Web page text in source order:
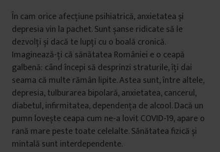
În cam orice afecțiune psihiatrică, anxietatea și
depresia vin la pachet. Sunt șanse ridicate să le
dezvolți și dacă te lupți cu o boală cronică.
Imaginează-ți că sănătatea României e o ceapă
galbenă: când începi să desprinzi straturile, îți dai
seama că multe rămân lipite. Astea sunt, între altele,
depresia, tulburarea bipolară, anxietatea, cancerul,
diabetul, infirmitatea, dependența de alcool. Dacă un
pumn lovește ceapa cum ne-a lovit COVID-19, apare o
rană mare peste toate celelalte. Sănătatea fizică și
mintală sunt interdependente.